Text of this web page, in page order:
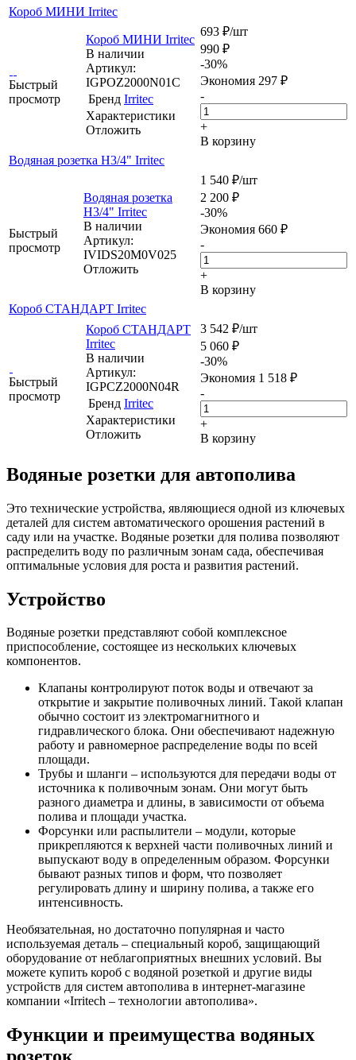
Короб МИНИ Irritec
Быстрый
просмотр
Короб МИНИ Irritec
В наличии
Артикул:
IGPOZ2000N01C
Бренд Irritec
Характеристики
Отложить
693 ₽/шт
990 ₽
-30%
Экономия 297 ₽
-
+
В корзину
Водяная розетка Н3/4" Irritec
Быстрый
просмотр
Водяная розетка
Н3/4" Irritec
В наличии
Артикул:
IVIDS20M0V025
Отложить
1 540 ₽/шт
2 200 ₽
-30%
Экономия 660 ₽
-
+
В корзину
Короб СТАНДАРТ Irritec
Быстрый
просмотр
Короб СТАНДАРТ
Irritec
В наличии
Артикул:
IGPCZ2000N04R
Бренд Irritec
Характеристики
Отложить
3 542 ₽/шт
5 060 ₽
-30%
Экономия 1 518 ₽
-
+
В корзину
Водяные розетки для автополива
Это технические устройства, являющиеся одной из ключевых
деталей для систем автоматического орошения растений в
саду или на участке. Водяные розетки для полива позволяют
распределить воду по различным зонам сада, обеспечивая
оптимальные условия для роста и развития растений.
Устройство
Водяные розетки представляют собой комплексное
приспособление, состоящее из нескольких ключевых
компонентов.
Клапаны контролируют поток воды и отвечают за
открытие и закрытие поливочных линий. Такой клапан
обычно состоит из электромагнитного и
гидравлического блока. Они обеспечивают надежную
работу и равномерное распределение воды по всей
площади.
Трубы и шланги – используются для передачи воды от
источника к поливочным зонам. Они могут быть
разного диаметра и длины, в зависимости от объема
полива и площади участка.
Форсунки или распылители – модули, которые
прикрепляются к верхней части поливочных линий и
выпускают воду в определенным образом. Форсунки
бывают разных типов и форм, что позволяет
регулировать длину и ширину полива, а также его
интенсивность.
Необязательная, но достаточно популярная и часто
используемая деталь – специальный короб, защищающий
оборудование от неблагоприятных внешних условий. Вы
можете купить короб с водяной розеткой и другие виды
устройств для систем автополива в интернет-магазине
компании «Irritech – технологии автополива».
Функции и преимущества водяных